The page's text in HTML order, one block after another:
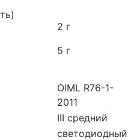
2 г
5 г
OIML R76-1-
2011
III средний
светодиодный